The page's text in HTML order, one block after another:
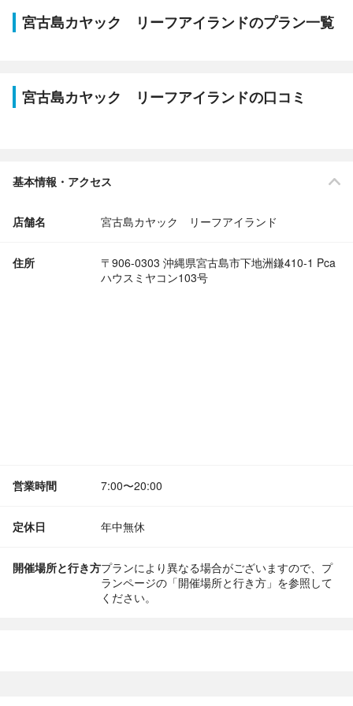
宮古島カヤック リーフアイランドのプラン一覧
宮古島カヤック リーフアイランドの口コミ
基本情報・アクセス
店舗名 宮古島カヤック リーフアイランド
住所
〒906-0303 沖縄県宮古島市下地洲鎌410-1 Pca
ハウスミヤコン103号
営業時間 7:00〜20:00
定休日 年中無休
開催場所と行き方プランにより異なる場合がございますので、プ
ランページの「開催場所と行き方」を参照して
ください。